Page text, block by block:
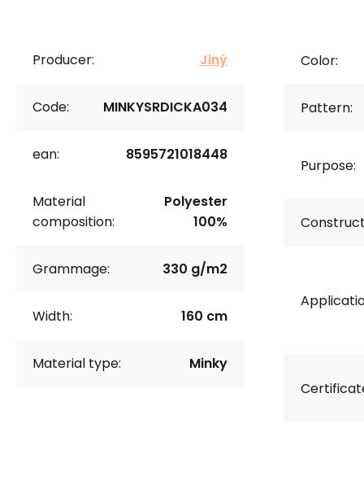
Producer: Jiný
Code: MINKYSRDICKA034
ean: 8595721018448
Material
composition:
Polyester
100%
Grammage: 330 g/m2
Width: 160 cm
Material type: Minky
Color:
Pattern:
Purpose: